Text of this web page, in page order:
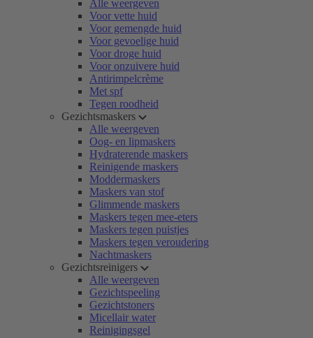
Alle weergeven
Voor vette huid
Voor gemengde huid
Voor gevoelige huid
Voor droge huid
Voor onzuivere huid
Antirimpelcrème
Met spf
Tegen roodheid
Gezichtsmaskers
Alle weergeven
Oog- en lipmaskers
Hydraterende maskers
Reinigende maskers
Moddermaskers
Maskers van stof
Glimmende maskers
Maskers tegen mee-eters
Maskers tegen puistjes
Maskers tegen veroudering
Nachtmaskers
Gezichtsreinigers
Alle weergeven
Gezichtspeeling
Gezichtstoners
Micellair water
Reinigingsgel